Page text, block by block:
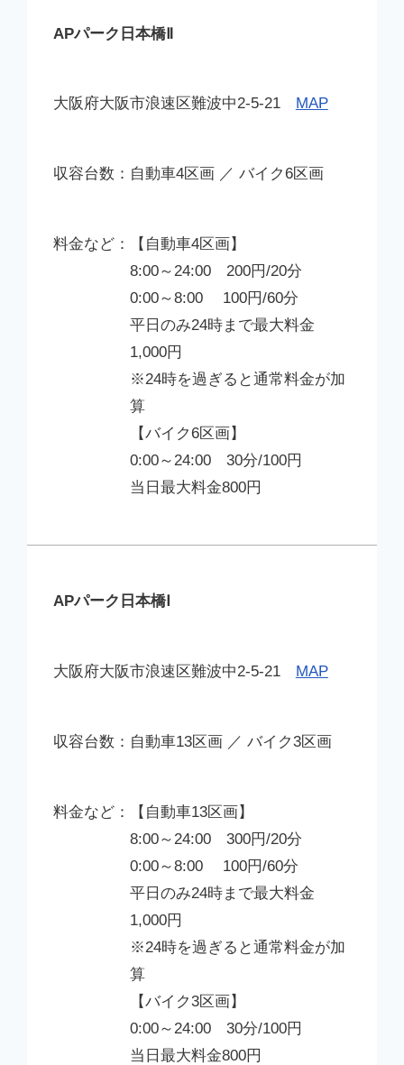
APパーク日本橋Ⅱ
大阪府大阪市浪速区難波中2-5-21 MAP
自動車4区画 ／ バイク6区画
【自動車4区画】
8:00～24:00 200円/20分
0:00～8:00 100円/60分
平日のみ24時まで最大料金
1,000円
※24時を過ぎると通常料金が加
算
【バイク6区画】
0:00～24:00 30分/100円
当日最大料金800円
APパーク日本橋Ⅰ
大阪府大阪市浪速区難波中2-5-21 MAP
自動車13区画 ／ バイク3区画
【自動車13区画】
8:00～24:00 300円/20分
0:00～8:00 100円/60分
平日のみ24時まで最大料金
1,000円
※24時を過ぎると通常料金が加
算
【バイク3区画】
0:00～24:00 30分/100円
当日最大料金800円